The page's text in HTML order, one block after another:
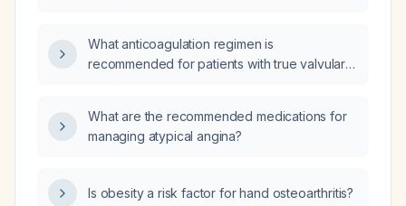
What anticoagulation regimen is
recommended for patients with true valvular
severe rheumatic mitral stenosis?
What are the recommended medications for
managing atypical angina?
Is obesity a risk factor for hand osteoarthritis?